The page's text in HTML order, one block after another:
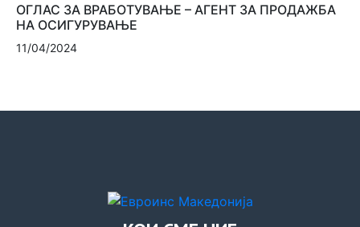
ОГЛАС ЗА ВРАБОТУВАЊЕ – АГЕНТ ЗА ПРОДАЖБА
НА ОСИГУРУВАЊЕ
11/04/2024